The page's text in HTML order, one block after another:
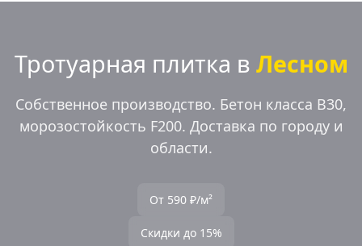
Тротуарная плитка в Лесном
Собственное производство. Бетон класса В30,
морозостойкость F200. Доставка по городу и
области.
От 590 ₽/м²
Скидки до 15%